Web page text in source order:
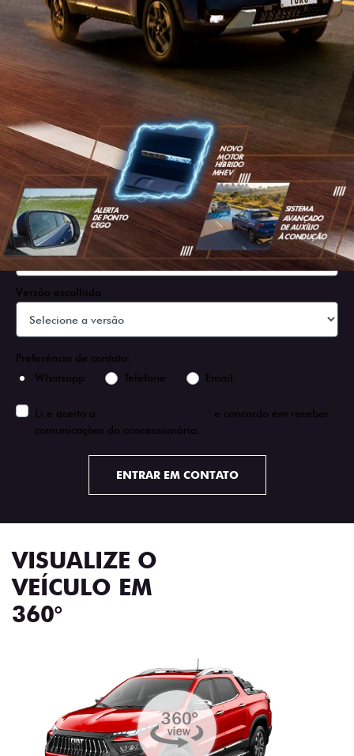
SOLICITAR PROPOSTA
Versão escolhida
Preferência de contato:
Whatsapp
Telefone Email
Li e aceito a
e concordo em receber
comunicações da concessionária.
ENTRAR EM CONTATO
VISUALIZE O
VEÍCULO EM
360°